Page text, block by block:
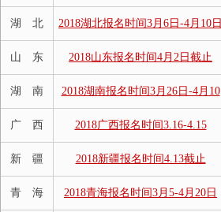
湖 北 2018湖北报名时间3月6日-4月10日
山 东 2018山东报名时间4月2日截止
湖 南 2018湖南报名时间3月26日-4月10
广 西 2018广西报名时间3.16-4.15
新 疆 2018新疆报名时间4.13截止
青 海 2018青海报名时间3月5-4月20日